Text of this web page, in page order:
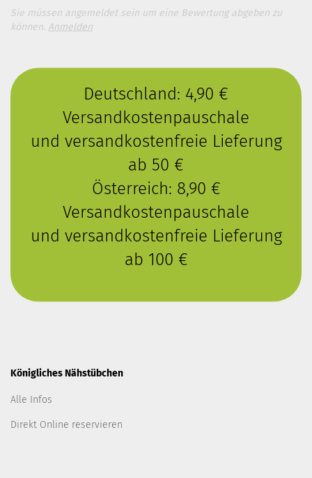
Sie müssen angemeldet sein um eine Bewertung abgeben zu
können. Anmelden
Deutschland: 4,90 €
Versandkostenpauschale
und versandkostenfreie Lieferung
ab 50 €
Österreich: 8,90 €
Versandkostenpauschale
und versandkostenfreie Lieferung
ab 100 €
Königliches Nähstübchen
Alle Infos
Direkt Online reservieren